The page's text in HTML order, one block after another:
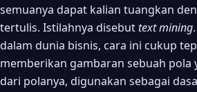
semuanya dapat kalian tuangkan
tertulis. Istilahnya disebut text mining
dalam dunia bisnis, cara ini cukup
memberikan gambaran sebuah pola
dari polanya, digunakan sebagai